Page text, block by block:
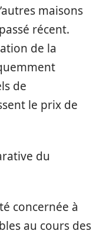
maisons
récent.
de la
de
le prix de
du
concernée à
au cours des